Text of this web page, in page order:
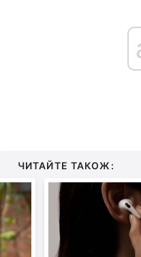
ЧИТАЙТЕ ТАКОЖ: